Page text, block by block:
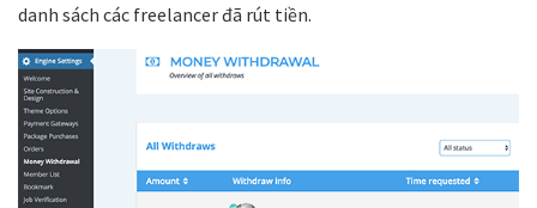
danh sách các freelancer đã rút tiền.